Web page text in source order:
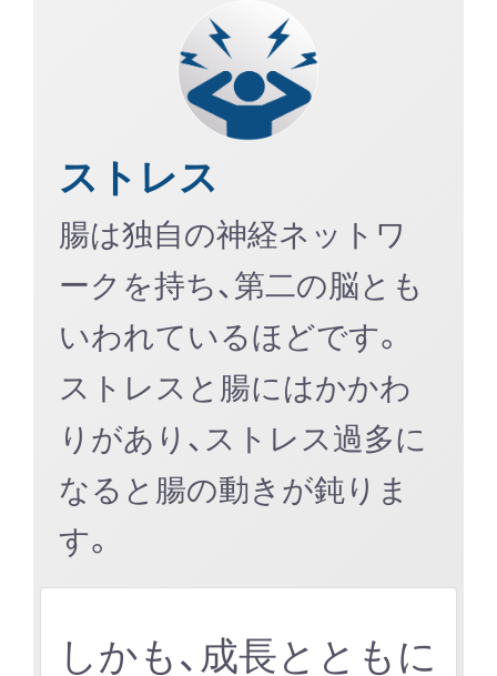
ストレス
腸は独自の神経ネットワ
ークを持ち、第二の脳とも
いわれているほどです。
ストレスと腸にはかかわ
りがあり、ストレス過多に
なると腸の動きが鈍りま
す。
しかも、成長とともに